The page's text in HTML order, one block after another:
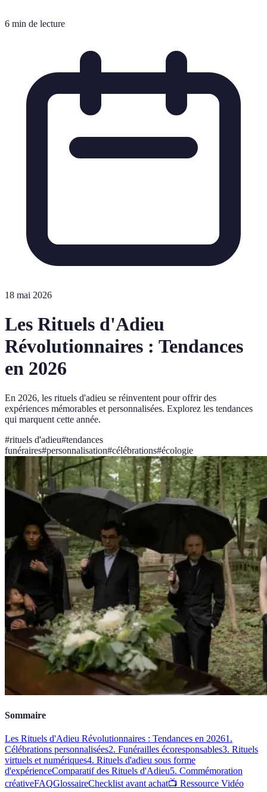
6 min de lecture
18 mai 2026
Les Rituels d'Adieu
Révolutionnaires : Tendances
en 2026
En 2026, les rituels d'adieu se réinventent pour offrir des
expériences mémorables et personnalisées. Explorez les tendances
qui marquent cette année.
#rituels d'adieu#tendances
funéraires#personnalisation#célébrations#écologie
Sommaire
Les Rituels d'Adieu Révolutionnaires : Tendances en 20261.
Célébrations personnalisées2. Funérailles écoresponsables3. Rituels
virtuels et numériques4. Rituels d'adieu sous forme
d'expérienceComparatif des Rituels d'Adieu5. Commémoration
créativeFAQGlossaireChecklist avant achat📺 Ressource Vidéo